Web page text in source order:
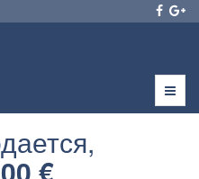
Menu